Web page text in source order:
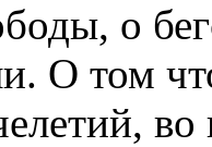
о
О том
во